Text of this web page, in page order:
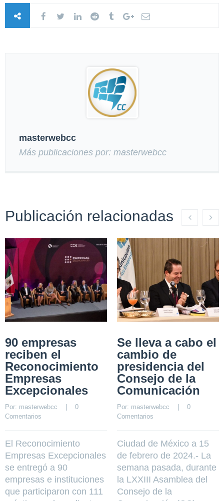
masterwebcc
Más publicaciones por: masterwebcc
Publicación relacionadas
90 empresas
reciben el
Reconocimiento
Empresas
Excepcionales
Por: masterwebcc
    |
0
Comentarios
El Reconocimiento
Empresas Excepcionales
se entregó a 90
empresas e instituciones
que participaron con 111
Se lleva a cabo el
cambio de
presidencia del
Consejo de la
Comunicación
Por: masterwebcc
    |
0
Comentarios
Ciudad de México a 15
de febrero de 2024.- La
semana pasada, durante
la LXXIII Asamblea del
Consejo de la